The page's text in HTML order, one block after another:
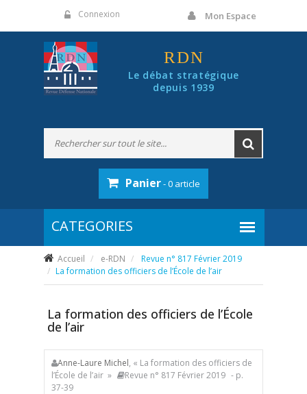
Connexion Mon Espace
RDN
Le débat stratégique
depuis 1939
Panier- 0 article
Accueil e-RDN
Revue n° 817 Février 2019
La formation des officiers de l’École de l’air
La formation des officiers de l’École
de l’air
Anne-Laure Michel, « La formation des officiers de
l’École de l’air »
Revue n° 817 Février 2019 - p.
37-39